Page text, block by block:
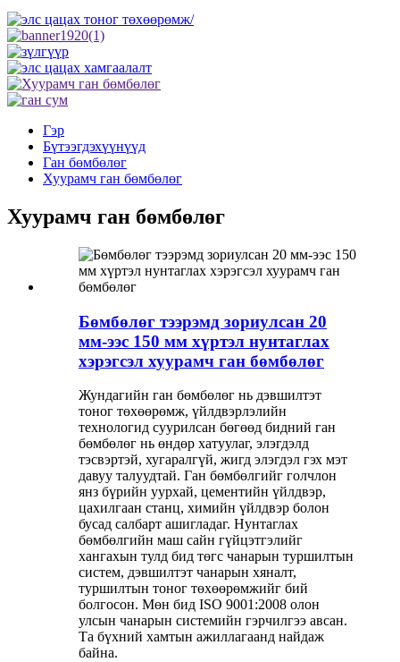
Гэр
Бүтээгдэхүүнүүд
Ган бөмбөлөг
Хуурамч ган бөмбөлөг
Хуурамч ган бөмбөлөг
Бөмбөлөг тээрэмд зориулсан 20
мм-ээс 150 мм хүртэл нунтаглах
хэрэгсэл хуурамч ган бөмбөлөг
Жундагийн ган бөмбөлөг нь дэвшилтэт
тоног төхөөрөмж, үйлдвэрлэлийн
технологид суурилсан бөгөөд бидний ган
бөмбөлөг нь өндөр хатуулаг, элэгдэлд
тэсвэртэй, хугаралгүй, жигд элэгдэл гэх мэт
давуу талуудтай. Ган бөмбөлгийг голчлон
янз бүрийн уурхай, цементийн үйлдвэр,
цахилгаан станц, химийн үйлдвэр болон
бусад салбарт ашигладаг. Нунтаглах
бөмбөлгийн маш сайн гүйцэтгэлийг
хангахын тулд бид төгс чанарын туршилтын
систем, дэвшилтэт чанарын хяналт,
туршилтын тоног төхөөрөмжийг бий
болгосон. Мөн бид ISO 9001:2008 олон
улсын чанарын системийн гэрчилгээ авсан.
Та бүхний хамтын ажиллагаанд найдаж
байна.